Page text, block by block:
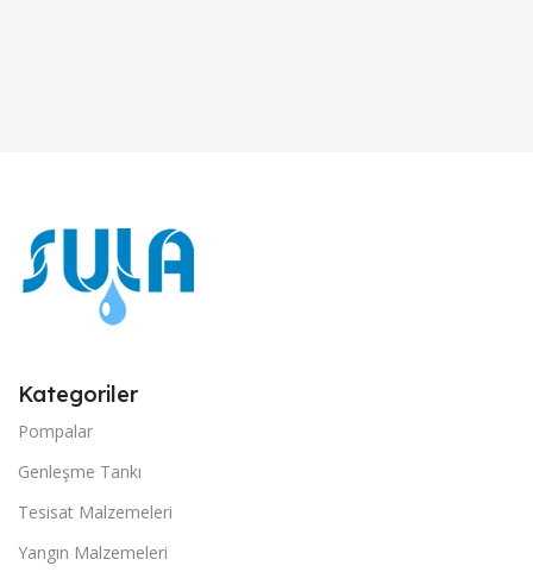
Kategoriler
Pompalar
Genleşme Tankı
Tesisat Malzemeleri
Yangın Malzemeleri